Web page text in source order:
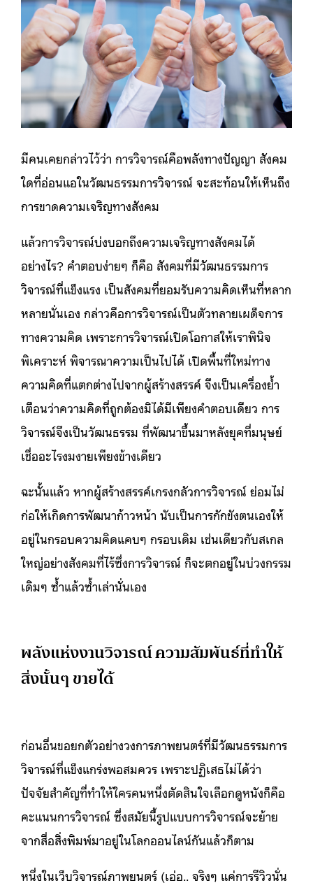
มีคนเคยกล่าวไว้ว่า การวิจารณ์คือพลังทางปัญญา สังคม
ใดที่อ่อนแอในวัฒนธรรมการวิจารณ์ จะสะท้อนให้เห็นถึง
การขาดความเจริญทางสังคม
แล้วการวิจารณ์บ่งบอกถึงความเจริญทางสังคมได้
อย่างไร? คำตอบง่ายๆ ก็คือ สังคมที่มีวัฒนธรรมการ
วิจารณ์ที่แข็งแรง เป็นสังคมที่ยอมรับความคิดเห็นที่หลาก
หลายนั่นเอง กล่าวคือการวิจารณ์เป็นตัวทลายเผด็จการ
ทางความคิด เพราะการวิจารณ์เปิดโอกาสให้เราพินิจ
พิเคราะห์ พิจารณาความเป็นไปได้ เปิดพื้นที่ใหม่ทาง
ความคิดที่แตกต่างไปจากผู้สร้างสรรค์ จึงเป็นเครื่องย้ำ
เตือนว่าความคิดที่ถูกต้องมิได้มีเพียงคำตอบเดียว การ
วิจารณ์จึงเป็นวัฒนธรรม ที่พัฒนาขึ้นมาหลังยุคที่มนุษย์
เชื่ออะไรงมงายเพียงข้างเดียว
ฉะนั้นแล้ว หากผู้สร้างสรรค์เกรงกลัวการวิจารณ์ ย่อมไม่
ก่อให้เกิดการพัฒนาก้าวหน้า นับเป็นการกักขังตนเองให้
อยู่ในกรอบความคิดแคบๆ กรอบเดิม เช่นเดียวกับสเกล
ใหญ่อย่างสังคมที่ไร้ซึ่งการวิจารณ์ ก็จะตกอยู่ในบ่วงกรรม
เดิมๆ ซ้ำแล้วซ้ำเล่านั่นเอง
พลังแห่งงานวิจารณ์ ความสัมพันธ์ที่ทำให้
สิ่งนั้นๆ ขายได้
ก่อนอื่นขอยกตัวอย่างวงการภาพยนตร์ที่มีวัฒนธรรมการ
วิจารณ์ที่แข็งแกร่งพอสมควร เพราะปฏิเสธไม่ได้ว่า
ปัจจัยสำคัญที่ทำให้ใครคนหนึ่งตัดสินใจเลือกดูหนังก็คือ
คะแนนการวิจารณ์ ซึ่งสมัยนี้รูปแบบการวิจารณ์จะย้าย
จากสื่อสิ่งพิมพ์มาอยู่ในโลกออนไลน์กันแล้วก็ตาม
หนึ่งในเว็บวิจารณ์​ภาพยนตร์ (เอ่อ.. จริงๆ แค่การรีวิวนั่น